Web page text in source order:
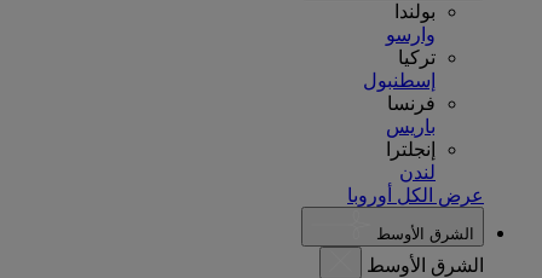
بولندا
وارسو
تركيا
إسطنبول
فرنسا
باريس
إنجلترا
لندن
عرض الكل أوروبا
الشرق الأوسط
الشرق الأوسط